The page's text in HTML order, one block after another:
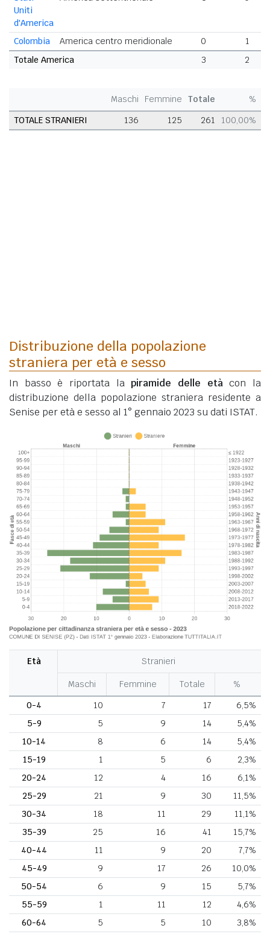
Uniti
d'America
Colombia America centro meridionale 0
1
Totale America
3 2
Maschi Femmine Totale
%
TOTALE STRANIERI
136 125 261 100,00%
Distribuzione della popolazione
straniera per età e sesso
In basso è riportata lapiramide delle etàcon la
distribuzione della popolazione straniera residente a
Senise per età e sesso al 1° gennaio 2023 su dati ISTAT.
Età Stranieri
Maschi Femmine Totale
%
0-4
10 7 17
6,5%
5-9
5 9 14
5,4%
10-14
8 6 14
5,4%
15-19
1 5 6
2,3%
20-24
12 4 16
6,1%
25-29
21 9 30
11,5%
30-34
18 11 29
11,1%
35-39
25 16 41
15,7%
40-44
11 9 20
7,7%
45-49
9 17 26
10,0%
50-54
6 9 15
5,7%
55-59
1 11 12
4,6%
60-64
5 5 10
3,8%